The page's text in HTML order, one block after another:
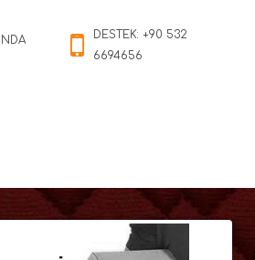
DESTEK: +90 532
6694656